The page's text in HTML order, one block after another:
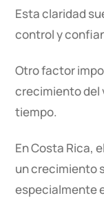
Esta claridad
control y
Otro factor
crecimiento del
tiempo.
En Costa Rica,
un crecimiento
especialmente